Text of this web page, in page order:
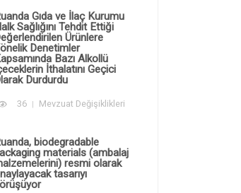
Gıda ve İlaç Kurumu
Sağlığını Tehdit Ettiği
Ürünlere
Denetimler
Bazı Alkollü
İthalatını Geçici
Durdurdu
36 Mevzuat Değişiklikleri
biodegradable
materials (ambalaj
resmi olarak
tasarıyı